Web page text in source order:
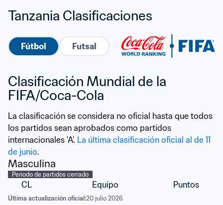
Tanzania Clasificaciones
Fútbol Futsal
Clasificación Mundial de la
FIFA/Coca-Cola
La clasificación se considera no oficial hasta que todos
los partidos sean aprobados como partidos
internacionales 'A'. La última clasificación oficial al de 11
de junio.
Masculina
Periodo de partidos cerrado
CL Equipo Puntos
Última actualización oficial:20 julio 2026